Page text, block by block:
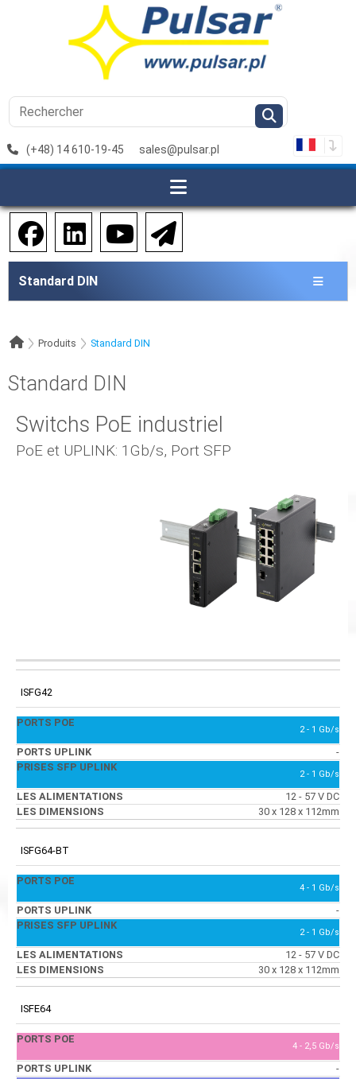
(+48) 14 610-19-45 sales@pulsar.pl
Standard DIN
Produits Standard DIN
Standard DIN
Switchs PoE industriel
PoE et UPLINK: 1Gb/s, Port SFP
PRISES SFP
UPLINK
ISFG42
2 - 1 Gb/s
-
2 - 1 Gb/s
12 - 57 V DC
30 x 128 x 112mm
ISFG64-BT
4 - 1 Gb/s
-
2 - 1 Gb/s
12 - 57 V DC
30 x 128 x 112mm
ISFE64
4 - 2,5 Gb/s
-